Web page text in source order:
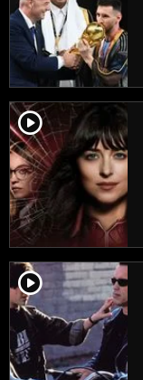
player2
player2